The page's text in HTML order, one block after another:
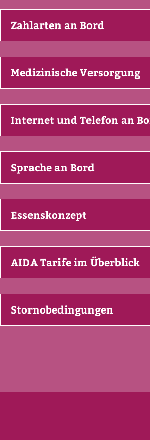
Zahlarten an Bord
Medizinische Versorgung
Internet und Telefon an
Sprache an Bord
Essenskonzept
AIDA Tarife im Überblick
Stornobedingungen